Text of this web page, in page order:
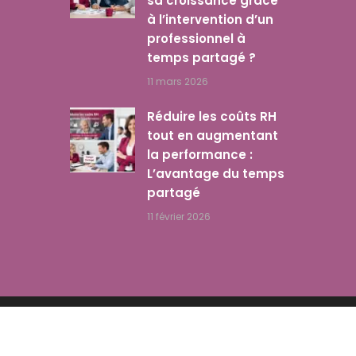
à l’intervention d’un
professionnel à
temps partagé ?
11 mars 2026
Réduire les coûts RH
tout en augmentant
la performance :
L’avantage du temps
partagé
11 février 2026